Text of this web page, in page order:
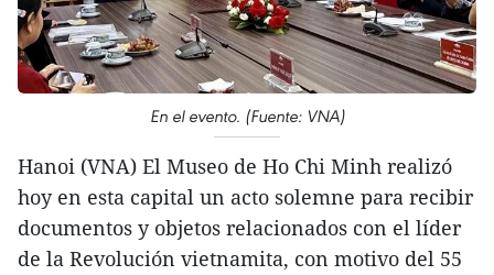
En el evento. (Fuente: VNA)
Hanoi (VNA) El Museo de Ho Chi Minh realizó
hoy en esta capital un acto solemne para recibir
documentos y objetos relacionados con el líder
de la Revolución vietnamita, con motivo del 55